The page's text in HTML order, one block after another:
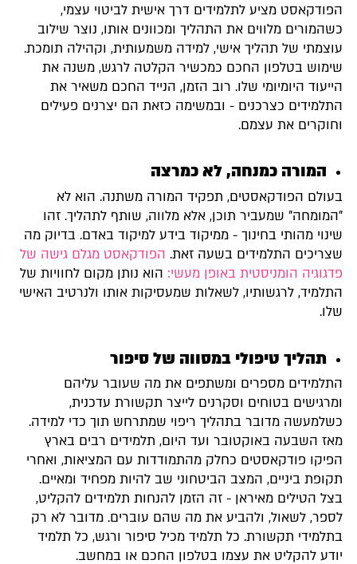
הפודקאסט מציע לתלמידים דרך אישית לביטוי עצמי,
כשהמורים מלווים את התהליך ומכוונים אותו, נוצר שילוב
עוצמתי של תהליך אישי, למידה משמעותית, וקהילה תומכת.
שימוש בטלפון החכם כמכשיר הקלטה לרגש, משנה את
הייעוד היומיומי שלו. רוב הזמן, הנייד החכם משאיר את
התלמידים כצרכנים - ובמשימה כזאת הם יצרנים פעילים
וחוקרים את עצמם.
המורה כמנחה, לא כמרצה
בעולם הפודקאסטים, תפקיד המורה משתנה. הוא לא
"המומחה" שמעביר תוכן, אלא מלווה, שותף לתהליך. זהו
שינוי מהותי בחינוך - ממיקוד בידע למיקוד באדם. בדיוק מה
שצריכים התלמידים בשעה זאת.הפודקאסט מגלם גישה של
פדגוגיה הומניסטית באופן מעשי: הוא נותן מקום לחוויות של
התלמיד, לרגשותיו, לשאלות שמעסיקות אותו ולנרטיב האישי
שלו.
תהליך טיפולי במסווה של סיפור
התלמידים מספרים ומשתפים את מה שעובר עליהם
ומרגישים בטוחים וסקרנים לייצר תקשורת עדכנית,
כשלמעשה מדובר בתהליך ריפוי שמתרחש תוך כדי למידה.
מאז השבעה באוקטובר ועד היום, תלמידים רבים בארץ
הפיקו פודקאסטים כחלק מהתמודדות עם המציאות, ואחרי
תקופת ביניים, המצב הביטחוני שב להיות מפחיד ומאיים.
בצל הטילים מאיראן - זה הזמן להנחות תלמידים להקליט,
לספר, לשאול, ולהביע את מה שהם עוברים. מדובר לא רק
בתלמידי תקשורת. כל תלמיד מכיל סיפור ורגש, כל תלמיד
יודע להקליט את עצמו בטלפון החכם או במחשב.